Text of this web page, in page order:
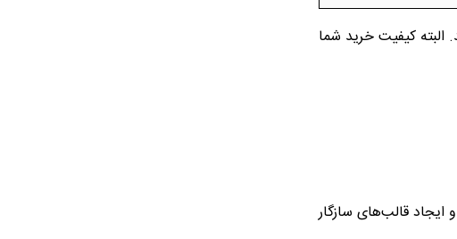
البته کیفیت خرید شما
ایجاد قالب‌های سازگار